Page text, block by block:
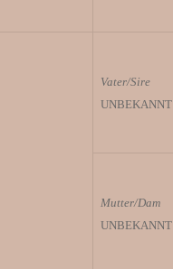
Vater/Sire
UNBEKANNT
Mutter/Dam
UNBEKANNT